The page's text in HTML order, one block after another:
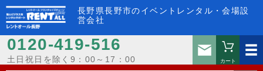
長野県長野市のイベントレンタル・会場設
営会社
0120-419-516
土日祝日を除く9：00～17：00
お問い
カート